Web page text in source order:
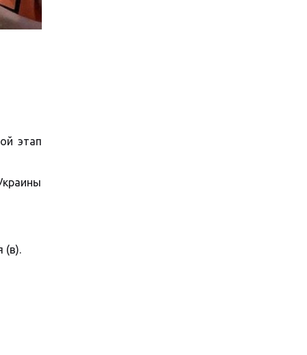
этап
(в).